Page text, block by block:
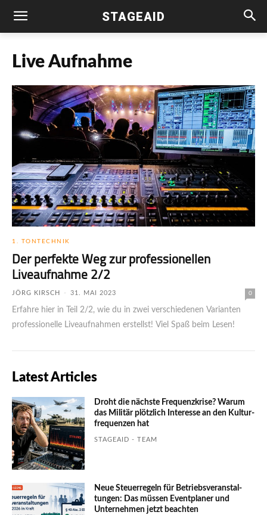
STAGEAID
Live Aufnahme
1. TONTECHNIK
Der perfekte Weg zur professionellen
Liveaufnahme 2/2
JÖRG KIRSCH - 31. MAI 2023 0
Erfahre hier in Teil 2/2, wie du in zwei verschiedenen Varianten
professionelle Liveaufnahmen erstellst! Viel Spaß beim Lesen!
Latest Articles
Droht die nächste Frequenzkrise? Warum
das Mili­tär plötzlich Inte­resse an den Kultur­
fre­quen­zen hat
STAGEAID - TEAM
Neue Steuerregeln für Betriebs­ver­an­stal­
tungen: Das müssen Event­planer und
Unter­nehmen jetzt beachten